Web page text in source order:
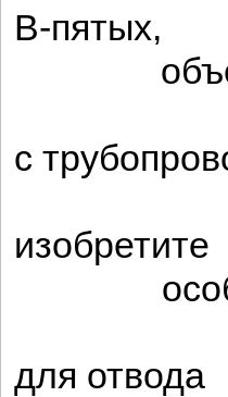
В-пятых,
с
изобретите
для отвода